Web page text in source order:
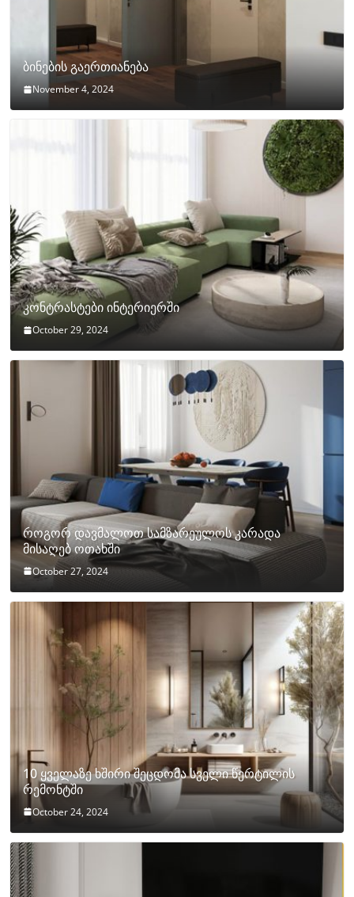
ბინების გაერთიანება
November 4, 2024
კონტრასტები ინტერიერში
October 29, 2024
როგორ დავმალოთ სამზარეულოს კარადა
მისაღებ ოთახში
October 27, 2024
10 ყველაზე ხშირი შეცდომა სველი წერტილის
რემონტში
October 24, 2024